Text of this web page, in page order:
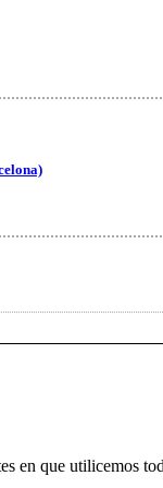
en que utilicemos